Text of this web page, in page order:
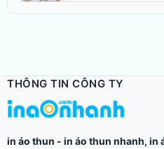
THÔNG TIN CÔNG TY
in áo thun - in áo thun nhanh, in